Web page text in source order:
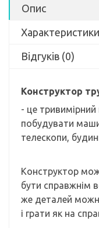
Опис
Характеристики
Відгуків (0)
Конструктор
- це
побудувати
телескопи,
Конструктор
бути справжнім
же деталей
і грати як на